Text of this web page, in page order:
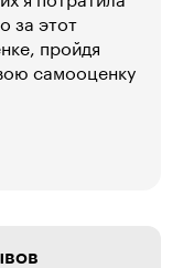
за этот
пройдя
самооценку